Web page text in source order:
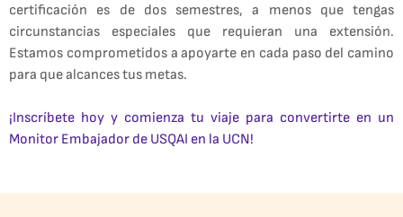
certificación es de dos semestres, a menos que tengas
circunstancias especiales que requieran una extensión.
Estamos comprometidos a apoyarte en cada paso del camino
para que alcances tus metas.
¡Inscríbete hoy y comienza tu viaje para convertirte en un
Monitor Embajador de USQAI en la UCN!